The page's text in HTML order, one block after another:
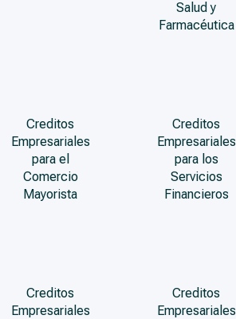
Salud y
Farmacéutica
Creditos
Empresariales
para el
Comercio
Mayorista
Creditos
Empresariales
para los
Servicios
Financieros
Creditos
Empresariales
Creditos
Empresariales